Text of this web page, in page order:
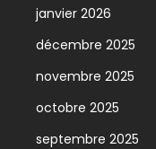
janvier 2026
décembre 2025
novembre 2025
octobre 2025
septembre 2025